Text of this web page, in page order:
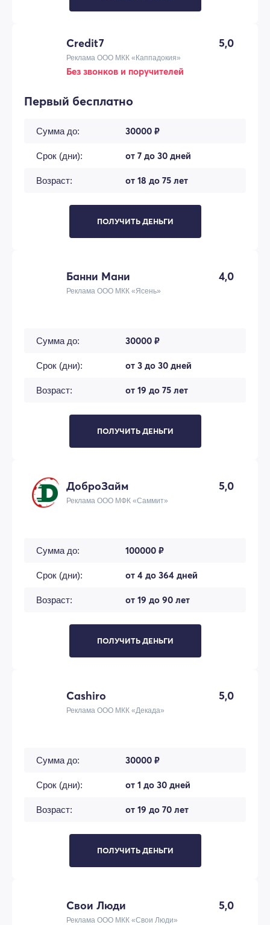
Credit7 5,0
Реклама ООО МКК «Каппадокия»
Без звонков и поручителей
Первый бесплатно
Сумма до: 30000 ₽
Срок (дни): от 7 до 30 дней
Возраст: от 18 до 75 лет
ПОЛУЧИТЬ ДЕНЬГИ
Банни Мани 4,0
Реклама ООО МКК «Ясень»
Сумма до: 30000 ₽
Срок (дни): от 3 до 30 дней
Возраст: от 19 до 75 лет
ПОЛУЧИТЬ ДЕНЬГИ
ДоброЗайм 5,0
Реклама ООО МФК «Саммит»
Сумма до: 100000 ₽
Срок (дни): от 4 до 364 дней
Возраст: от 19 до 90 лет
ПОЛУЧИТЬ ДЕНЬГИ
Cashiro 5,0
Реклама ООО МКК «Декада»
Сумма до: 30000 ₽
Срок (дни): от 1 до 30 дней
Возраст: от 19 до 70 лет
ПОЛУЧИТЬ ДЕНЬГИ
Свои Люди 5,0
Реклама ООО МКК «Свои Люди»